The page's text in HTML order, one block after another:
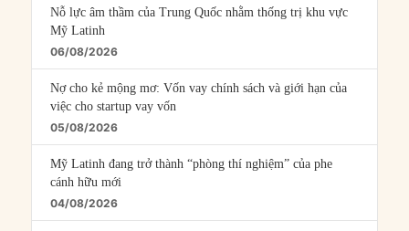
Nỗ lực âm thầm của Trung Quốc nhằm thống trị khu vực
Mỹ Latinh
06/08/2026
Nợ cho kẻ mộng mơ: Vốn vay chính sách và giới hạn của
việc cho startup vay vốn
05/08/2026
Mỹ Latinh đang trở thành “phòng thí nghiệm” của phe
cánh hữu mới
04/08/2026